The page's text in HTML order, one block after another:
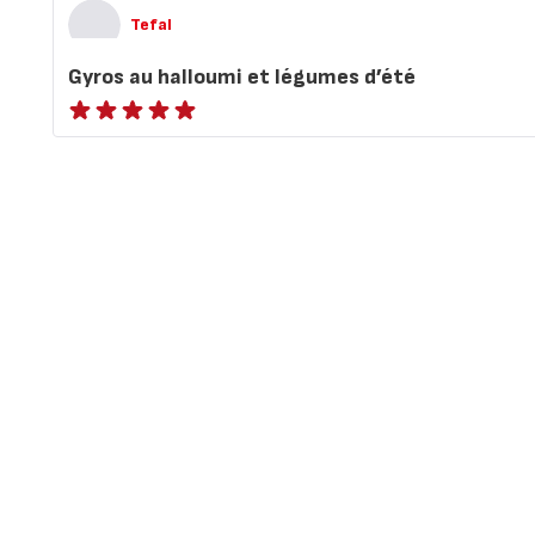
Tefal
Gyros au halloumi et légumes d’été​
ratings.NaN